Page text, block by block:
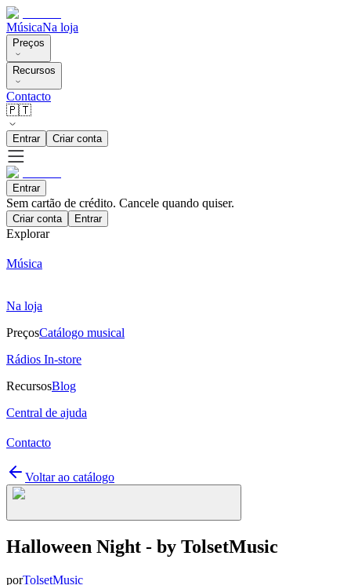
MúsicaNa loja
Preços
Recursos
Contacto
🇵🇹
Entrar Criar conta
Entrar
Sem cartão de crédito. Cancele quando quiser.
Criar conta Entrar
Explorar
Música
Na loja
PreçosCatálogo musical
Rádios In-store
RecursosBlog
Central de ajuda
Contacto
Voltar ao catálogo
Halloween Night - by TolsetMusic
porTolsetMusic